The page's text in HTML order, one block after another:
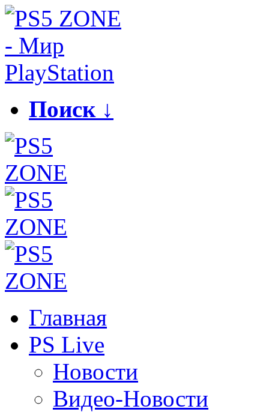
Поиск ↓
Главная
PS Live
Новости
Видео-Новости